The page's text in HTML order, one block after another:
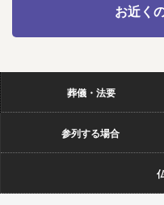
お近く
葬儀・法要
参列する場合